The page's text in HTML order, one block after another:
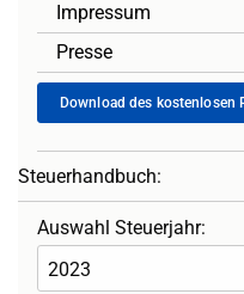
Impressum
Presse
Download des kostenlosen
Steuerhandbuch:
Auswahl Steuerjahr: